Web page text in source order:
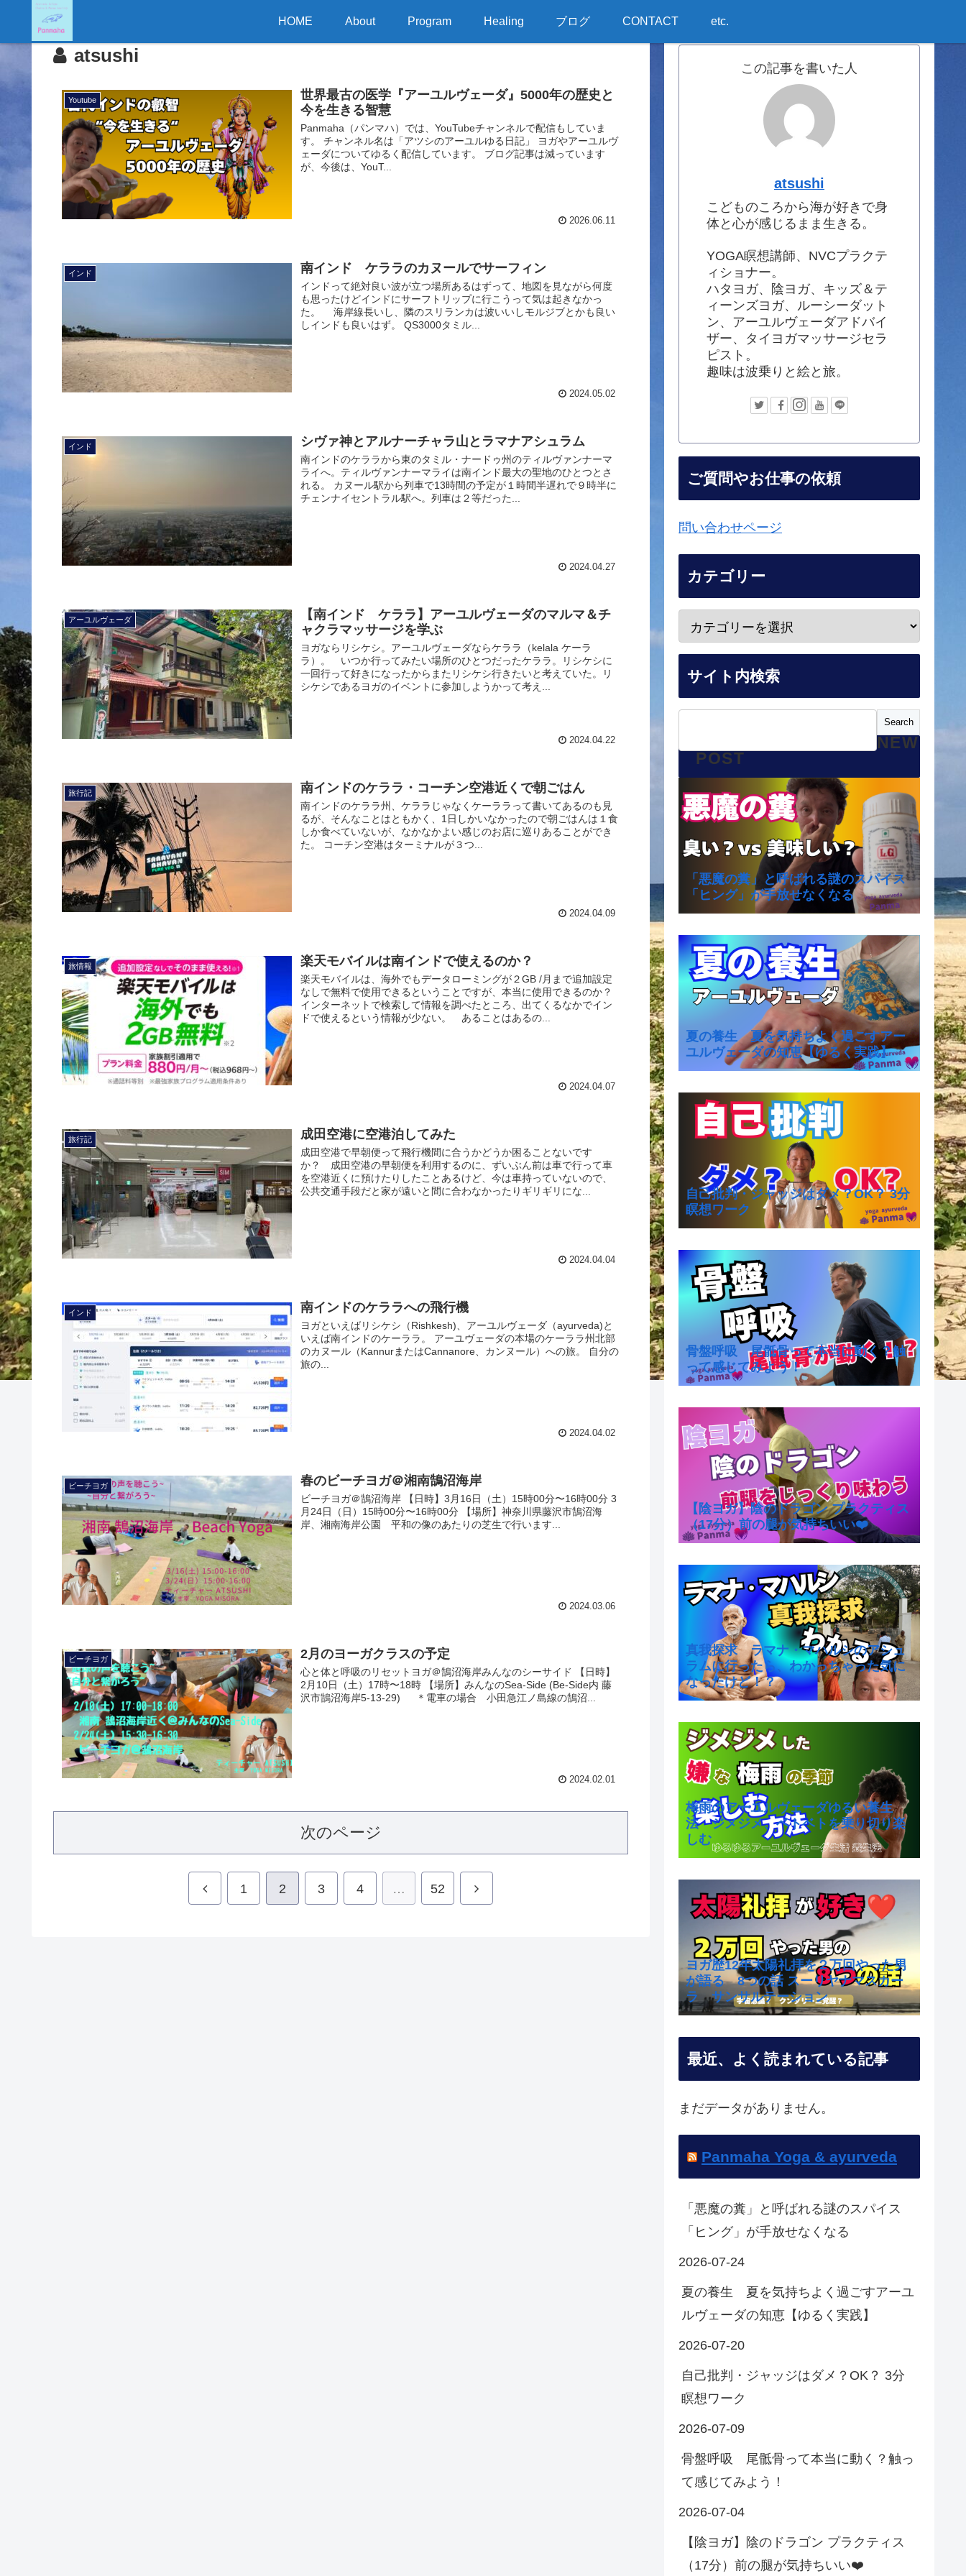
HOME About Program Healing ブログ CONTACT etc.
atsushi
Youtube
世界最古の医学『アーユルヴェーダ』5000年の歴史と
今を生きる智慧
Panmaha（パンマハ）では、YouTubeチャンネルで配信もしていま
す。 チャンネル名は「アツシのアーユルゆる日記」 ヨガやアーユルヴ
ェーダについてゆるく配信しています。 ブログ記事は減っています
が、今後は、YouT...
2026.06.11
インド 南インド ケララのカヌールでサーフィン
インドって絶対良い波が立つ場所あるはずって、地図を見ながら何度
も思ったけどインドにサーフトリップに行こうって気は起きなかっ
た。 海岸線長いし、隣のスリランカは波いいしモルジブとかも良い
しインドも良いはず。 QS3000タミル...
2024.05.02
インド シヴァ神とアルナーチャラ山とラマナアシュラム
南インドのケララから東のタミル・ナードゥ州のティルヴァンナーマ
ライへ。ティルヴァンナーマライは南インド最大の聖地のひとつとさ
れる。 カヌール駅から列車で13時間の予定が１時間半遅れで９時半に
チェンナイセントラル駅へ。列車は２等だった...
2024.04.27
アーユルヴェーダ
【南インド ケララ】アーユルヴェーダのマルマ＆チ
ャクラマッサージを学ぶ
ヨガならリシケシ。アーユルヴェーダならケララ（kelala ケーラ
ラ）。 いつか行ってみたい場所のひとつだったケララ。リシケシに
一回行って好きになったからまたリシケシ行きたいと考えていた。リ
シケシであるヨガのイベントに参加しようかって考え...
2024.04.22
旅行記 南インドのケララ・コーチン空港近くで朝ごはん
南インドのケララ州、ケララじゃなくケーララって書いてあるのも見
るが、そんなことはともかく、1日しかいなかったので朝ごはんは１食
しか食べていないが、なかなかよい感じのお店に巡りあることができ
た。 コーチン空港はターミナルが３つ...
2024.04.09
旅情報 楽天モバイルは南インドで使えるのか？
楽天モバイルは、海外でもデータローミングが２GB /月まで追加設定
なしで無料で使用できるということですが、本当に使用できるのか？
インターネットで検索して情報を調べたところ、出てくるなかでイン
ドで使えるという情報が少ない。 あることはあるの...
2024.04.07
旅行記 成田空港に空港泊してみた
成田空港で早朝便って飛行機間に合うかどうか困ることないです
か？ 成田空港の早朝便を利用するのに、ずいぶん前は車で行って車
を空港近くに預けたりしたことあるけど、今は車持っていないので、
公共交通手段だと家が遠いと間に合わなかったりギリギリにな...
2024.04.04
インド 南インドのケララへの飛行機
ヨガといえばリシケシ（Rishkesh)、アーユルヴェーダ（ayurveda)と
いえば南インドのケーララ。 アーユヴェーダの本場のケーララ州北部
のカヌール（KannurまたはCannanore、カンヌール）への旅。 自分の
旅の...
2024.04.02
ビーチヨガ 春のビーチヨガ＠湘南鵠沼海岸
ビーチヨガ＠鵠沼海岸 【日時】3月16日（土）15時00分〜16時00分 3
月24日（日）15時00分〜16時00分 【場所】神奈川県藤沢市鵠沼海
岸、湘南海岸公園 平和の像のあたりの芝生で行います...
2024.03.06
ビーチヨガ 2月のヨーガクラスの予定
心と体と呼吸のリセットヨガ＠鵠沼海岸みんなのシーサイド 【日時】
2月10日（土）17時〜18時 【場所】みんなのSea-Side (Be-Side内 藤
沢市鵠沼海岸5-13-29) ＊電車の場合 小田急江ノ島線の鵠沼...
2024.02.01
次のページ
1 2 3 4 … 52
この記事を書いた人
atsushi
こどものころから海が好きで身
体と心が感じるまま生きる。
YOGA瞑想講師、NVCプラクテ
ィショナー。
ハタヨガ、陰ヨガ、キッズ＆テ
ィーンズヨガ、ルーシーダット
ン、アーユルヴェーダアドバイ
ザー、タイヨガマッサージセラ
ピスト。
趣味は波乗りと絵と旅。
ご質問やお仕事の依頼
問い合わせページ
カテゴリー
サイト内検索
NEW
POST
「悪魔の糞」と呼ばれる謎のスパイス
「ヒング」が手放せなくなる
夏の養生 夏を気持ちよく過ごすアー
ユルヴェーダの知恵【ゆるく実践】
自己批判・ジャッジはダメ？OK？ 3分
瞑想ワーク
骨盤呼吸 尾骶骨って本当に動く？触
って感じてみよう！
【陰ヨガ】陰のドラゴン プラクティス
（17分）前の腿が気持ちいい❤️
真我探求 ラマナ・マハルシのアシュ
ラムに行ったら、わかっちゃった気に
なったけど！？
梅雨のアーユルヴェーダゆるい養生
法 ジメジメ、ベトベトを乗り切り楽
しむ
ヨガ歴12年太陽礼拝を２万回やった男
が語る 8つの話 スーリヤナマスカー
ラ サンサルテーション
最近、よく読まれている記事
まだデータがありません。
Panmaha Yoga & ayurveda
「悪魔の糞」と呼ばれる謎のスパイス
「ヒング」が手放せなくなる
2026-07-24
夏の養生 夏を気持ちよく過ごすアーユ
ルヴェーダの知恵【ゆるく実践】
2026-07-20
自己批判・ジャッジはダメ？OK？ 3分
瞑想ワーク
2026-07-09
骨盤呼吸 尾骶骨って本当に動く？触っ
て感じてみよう！
2026-07-04
【陰ヨガ】陰のドラゴン プラクティス
（17分）前の腿が気持ちいい❤️